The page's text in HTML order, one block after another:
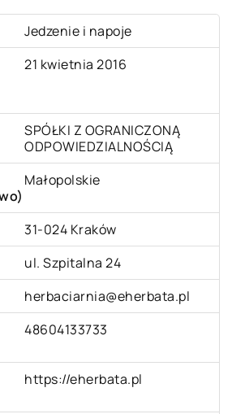
Jedzenie i napoje
21 kwietnia 2016
SPÓŁKI Z OGRANICZONĄ
ODPOWIEDZIALNOŚCIĄ
Małopolskie
31-024 Kraków
ul. Szpitalna 24
herbaciarnia@eherbata.pl
48604133733
https://eherbata.pl